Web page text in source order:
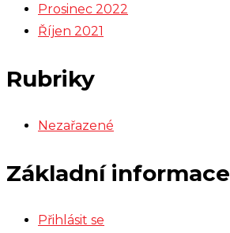
Prosinec 2022
Říjen 2021
Rubriky
Nezařazené
Základní informace
Přihlásit se